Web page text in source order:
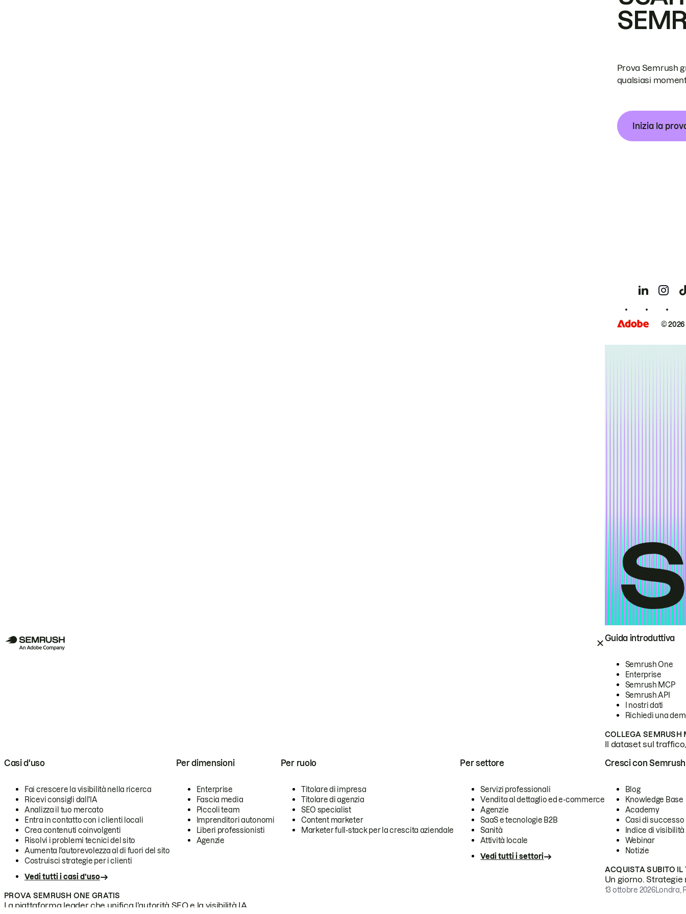
Guida introduttiva
Semrush One
Enterprise
Semrush MCP
Semrush API
I nostri dati
Richiedi una
COLLEGA SEMRUSH
Il dataset sul
Casi d'uso
Fai crescere la visibilità nella ricerca
Ricevi consigli dall'IA
Analizza il tuo mercato
Entra in contatto con i clienti locali
Crea contenuti coinvolgenti
Risolvi i problemi tecnici del sito
Aumenta l'autorevolezza al di fuori del sito
Costruisci strategie per i clienti
Vedi tutti i casi d'uso
Per dimensioni
Enterprise
Fascia media
Piccoli team
Imprenditori autonomi
Liberi professionisti
Agenzie
Per ruolo
Titolare di impresa
Titolare di agenzia
SEO specialist
Content marketer
Marketer full-stack per la crescita aziendale
Per settore
Servizi professionali
Vendita al dettaglio ed e-commerce
Agenzie
SaaS e tecnologie B2B
Sanità
Attività locale
Vedi tutti i settori
PROVA SEMRUSH ONE GRATIS
La piattaforma leader che unifica l'autorità SEO e la visibilità IA.
Cresci con Semrush
Blog
Knowledge Base
Academy
Casi di successo
Indice di visibilità
Webinar
Notizie
ACQUISTA SUBITO IL
Un giorno.
13 ottobre 2026Londra,
Prova Semrush
qualsiasi
Inizia la
©